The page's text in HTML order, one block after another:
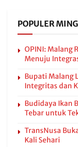
POPULER
OPINI: Malang
Menuju
Bupati Malang
Integritas dan
Budidaya Ikan
Tebar untuk
TransNusa
Kali Sehari